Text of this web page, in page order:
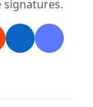
signatures.